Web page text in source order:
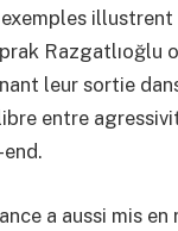
illustrent
Razgatlıoğlu
leur sortie
entre
a aussi mis